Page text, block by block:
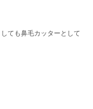
ても鼻毛カッターとして